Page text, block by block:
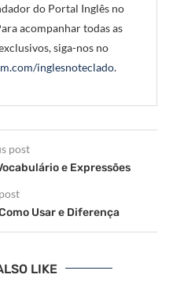
do Portal Inglês no
acompanhar todas as
siga-nos no
inglesnoteclado.
post
e Expressões
Usar e Diferença
LIKE